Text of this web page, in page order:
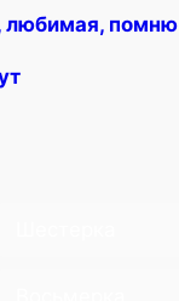
любимая, помню